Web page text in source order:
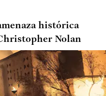
histórica
Nolan